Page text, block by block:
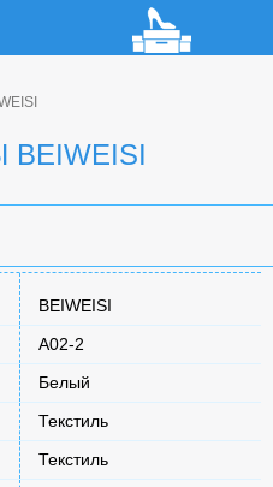
BEIWEISI
A02-2
Белый
Текстиль
Текстиль